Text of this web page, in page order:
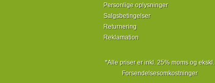
Personlige oplysninger
Salgsbetingelser
Returnering
Reklamation
*Alle priser er inkl. 25% moms og ekskl.
Forsendelsesomkostninger